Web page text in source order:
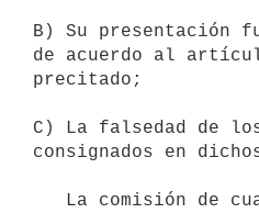
B) Su presentación
de acuerdo al
precitado;
C) La falsedad de
consignados en